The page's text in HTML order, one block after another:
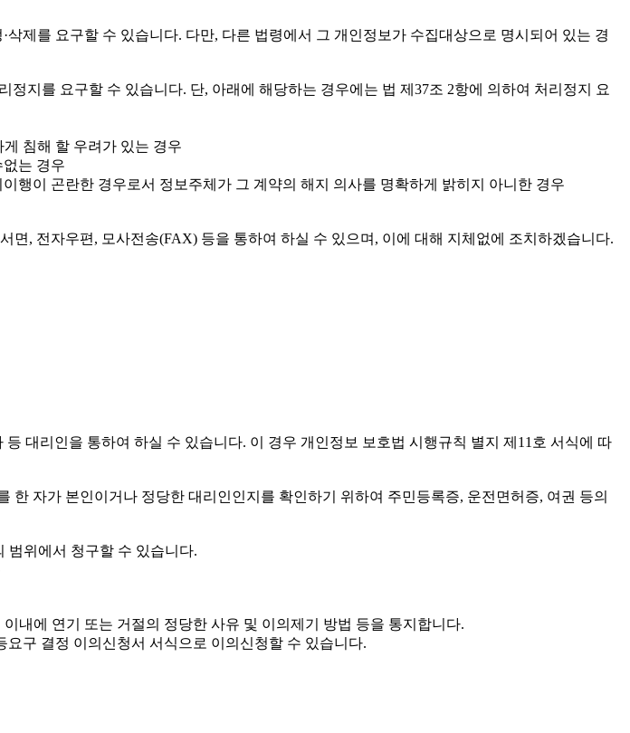
제를 요구할 수 있습니다. 다만, 다른 법령에서 그 개인정보가 수집대상으로 명시되어 있는 경
지를 요구할 수 있습니다. 단, 아래에 해당하는 경우에는 법 제37조 2항에 의하여 처리정지 요
침해 할 우려가 있는 경우
는 경우
행이 곤란한 경우로서 정보주체가 그 계약의 해지 의사를 명확하게 밝히지 아니한 경우
, 전자우편, 모사전송(FAX) 등을 통하여 하실 수 있으며, 이에 대해 지체없에 조치하겠습니다.
대리인을 통하여 하실 수 있습니다. 이 경우 개인정보 보호법 시행규칙 별지 제11호 서식에 따
자가 본인이거나 정당한 대리인인지를 확인하기 위하여 주민등록증, 운전면허증, 여권 등의
범위에서 청구할 수 있습니다.
내에 연기 또는 거절의 정당한 사유 및 이의제기 방법 등을 통지합니다.
구 결정 이의신청서 서식으로 이의신청할 수 있습니다.